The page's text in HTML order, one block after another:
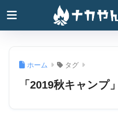
ホーム タグ
「2019秋キャンプ